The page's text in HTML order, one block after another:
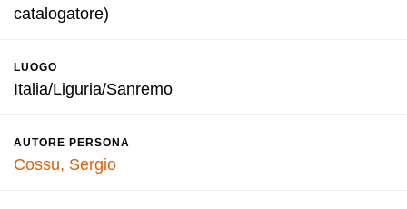
catalogatore)
LUOGO
Italia/Liguria/Sanremo
AUTORE PERSONA
Cossu, Sergio